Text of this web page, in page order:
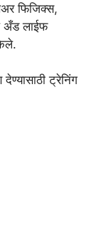
फिजिक्स,
अँड लाईफ
देण्यासाठी ट्रेनिंग